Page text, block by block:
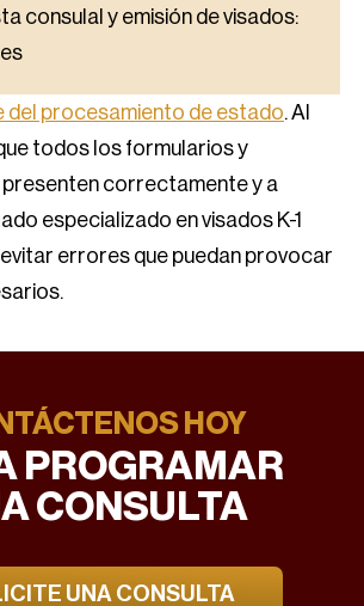
consulal y emisión de visados:
del procesamiento de estado. Al
todos los formularios y
correctamente y a
especializado en visados K-1
errores que puedan provocar
HOY
PROGRAMAR
CONSULTA
UNA CONSULTA